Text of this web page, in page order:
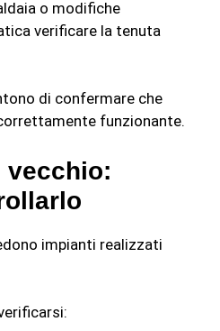
o modifiche
verificare la tenuta
di confermare che
funzionante.
vecchio:
impianti realizzati